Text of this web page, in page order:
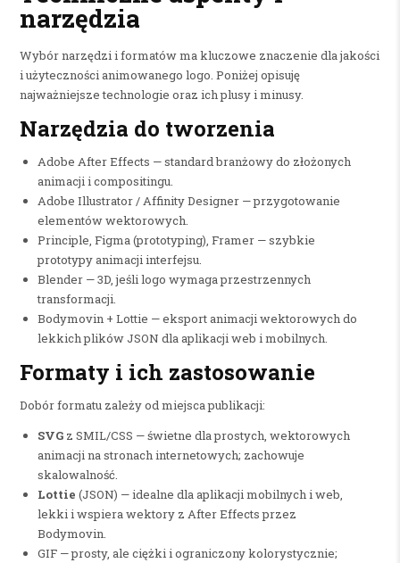
narzędzia
Wybór narzędzi i formatów ma kluczowe znaczenie dla jakości
i użyteczności animowanego logo. Poniżej opisuję
najważniejsze technologie oraz ich plusy i minusy.
Narzędzia do tworzenia
Adobe After Effects — standard branżowy do złożonych
animacji i compositingu.
Adobe Illustrator / Affinity Designer — przygotowanie
elementów wektorowych.
Principle, Figma (prototyping), Framer — szybkie
prototypy animacji interfejsu.
Blender — 3D, jeśli logo wymaga przestrzennych
transformacji.
Bodymovin + Lottie — eksport animacji wektorowych do
lekkich plików JSON dla aplikacji web i mobilnych.
Formaty i ich zastosowanie
Dobór formatu zależy od miejsca publikacji:
SVGz SMIL/CSS — świetne dla prostych, wektorowych
animacji na stronach internetowych; zachowuje
skalowalność.
Lottie (JSON) — idealne dla aplikacji mobilnych i web,
lekki i wspiera wektory z After Effects przez
Bodymovin.
GIF — prosty, ale ciężki i ograniczony kolorystycznie;